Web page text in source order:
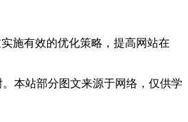
施有效的优化策略，提高网站在
本站部分图文来源于网络，仅供学